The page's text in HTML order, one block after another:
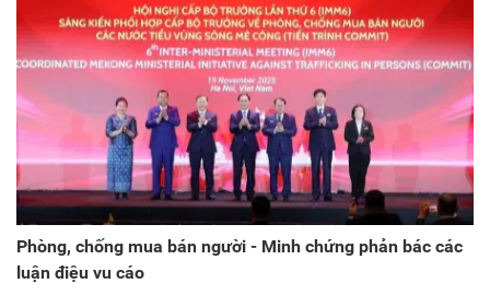
Phòng, chống mua bán người - Minh chứng phản bác các
luận điệu vu cáo